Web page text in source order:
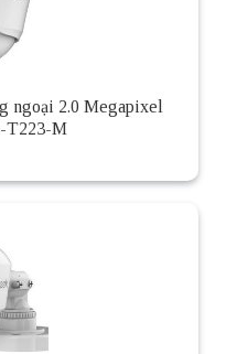
ngoại 2.0 Megapixel
T223-M